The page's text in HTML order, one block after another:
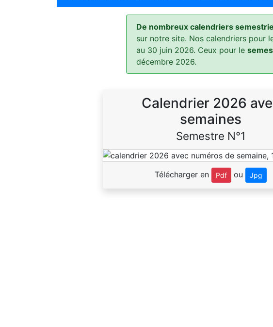
De nombreux calendriers
sur notre site. Nos calendriers pour
au 30 juin 2026. Ceux pour le
décembre 2026.
Calendrier 2026
semaines
Semestre N°1
Télécharger en Pdf ou Jpg